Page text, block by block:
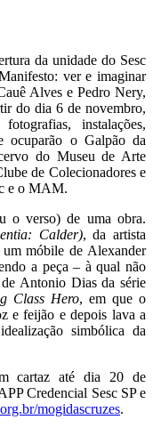
da unidade do Sesc
ver e imaginar
Alves e Pedro Nery,
do dia 6 de novembro,
instalações,
ocuparão o Galpão da
do Museu de Arte
de Colecionadores e
e o MAM.
o verso) de uma obra.
Calder), da artista
móbile de Alexander
a peça – à qual não
Antonio Dias da série
Class Hero, em que o
e feijão e depois lava a
simbólica da
cartaz até dia 20 de
Credencial Sesc SP e
mogidascruzes.